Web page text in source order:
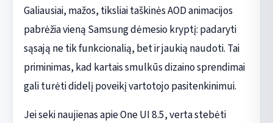
Galiausiai, mažos, tiksliai taškinės AOD animacijos
pabrėžia vieną Samsung dėmesio kryptį: padaryti
sąsają ne tik funkcionalią, bet ir jaukią naudoti. Tai
priminimas, kad kartais smulkūs dizaino sprendimai
gali turėti didelį poveikį vartotojo pasitenkinimui.
Jei seki naujienas apie One UI 8.5, verta stebėti